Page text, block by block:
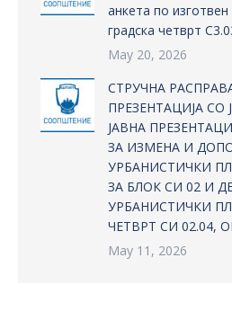
анкета по
градска четврт
May 20, 2026
СТРУЧНА
ПРЕЗЕНТАЦИЈА СО
ЈАВНА
ЗА ИЗМЕНА И
УРБАНИСТИЧКИ
ЗА БЛОК СИ 02 И
УРБАНИСТИЧКИ
ЧЕТВРТ СИ
May 11, 2026